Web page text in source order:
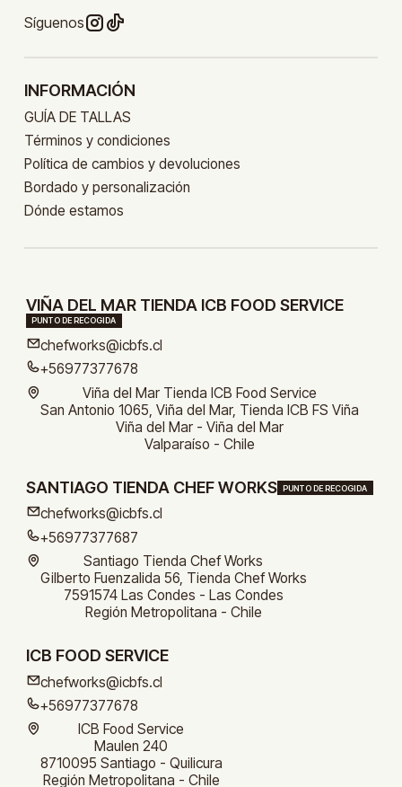
Síguenos
INFORMACIÓN
GUÍA DE TALLAS
Términos y condiciones
Política de cambios y devoluciones
Bordado y personalización
Dónde estamos
VIÑA DEL MAR TIENDA ICB FOOD SERVICE
PUNTO DE RECOGIDA
chefworks@icbfs.cl
+56977377678
Viña del Mar Tienda ICB Food Service
San Antonio 1065, Viña del Mar, Tienda ICB FS Viña
Viña del Mar - Viña del Mar
Valparaíso - Chile
SANTIAGO TIENDA CHEF WORKS PUNTO DE RECOGIDA
chefworks@icbfs.cl
+56977377687
Santiago Tienda Chef Works
Gilberto Fuenzalida 56, Tienda Chef Works
7591574 Las Condes - Las Condes
Región Metropolitana - Chile
ICB FOOD SERVICE
chefworks@icbfs.cl
+56977377678
ICB Food Service
Maulen 240
8710095 Santiago - Quilicura
Región Metropolitana - Chile